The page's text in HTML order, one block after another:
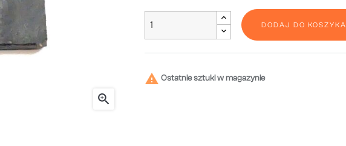

DODAJ DO KOSZYKA
 Ostatnie sztuki w magazynie